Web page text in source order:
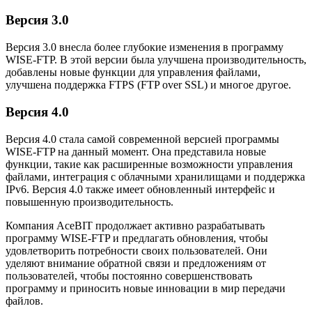
Версия 3.0
Версия 3.0 внесла более глубокие изменения в программу
WISE-FTP. В этой версии была улучшена производительность,
добавлены новые функции для управления файлами,
улучшена поддержка FTPS (FTP over SSL) и многое другое.
Версия 4.0
Версия 4.0 стала самой современной версией программы
WISE-FTP на данный момент. Она представила новые
функции, такие как расширенные возможности управления
файлами, интеграция с облачными хранилищами и поддержка
IPv6. Версия 4.0 также имеет обновленный интерфейс и
повышенную производительность.
Компания AceBIT продолжает активно разрабатывать
программу WISE-FTP и предлагать обновления, чтобы
удовлетворить потребности своих пользователей. Они
уделяют внимание обратной связи и предложениям от
пользователей, чтобы постоянно совершенствовать
программу и приносить новые инновации в мир передачи
файлов.